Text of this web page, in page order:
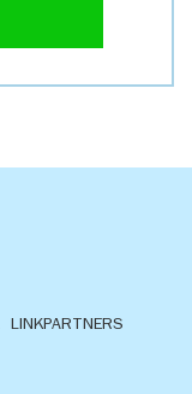
LINKPARTNERS